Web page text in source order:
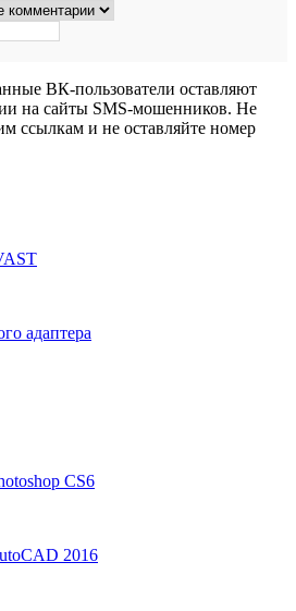
ВК-пользователи оставляют
на сайты SMS-мошенников. Не
ссылкам и не оставляйте номер
адаптера
CS6
2016